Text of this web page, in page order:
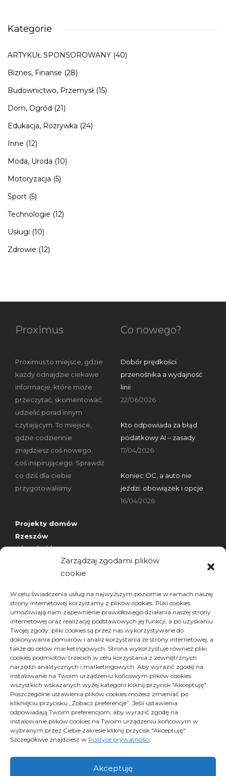
Zarządzaj zgodami plików
cookie
W celu świadczenia usług na najwyższym poziomie w ramach naszej
strony internetowej korzystamy z plików cookies. Pliki cookies
umożliwiają nam zapewnienie prawidłowego działania naszej strony
internetowej oraz realizację podstawowych jej funkcji, a po uzyskaniu
Twojej zgody, pliki cookies są przez nas wykorzystywane do
dokonywania pomiarów i analiz korzystania ze strony internetowej, a
także do celów marketingowych. Strona wykorzystuje również pliki
cookies podmiotów trzecich w celu korzystania z zewnętrznych
narzędzi analitycznych i marketingowych. Aby wyrazić zgodę na
instalowanie na Twoim urządzeniu końcowym plików cookies
wszystkich wskazanych wyżej kategorii kliknij przycisk "Akceptuję".
Poszczególne ustawienia plików cookies możesz zmieniać po
kliknięciu przycisku „Zobacz preferencje”. Jeśli ustawienia
odpowiadają Twoim preferencjom, aby wyrazić zgodę na
instalowanie plików cookies na Twoim urządzeniu końcowym w
wybranym przez Ciebie zakresie kliknij przycisk "Akceptuję".
Szczegółowe znajdziesz w Polityce prywatności.
Akceptuję
Kategorie
ARTYKUŁ SPONSOROWANY (40)
Biznes, Finanse (28)
Budownictwo, Przemysł (15)
Dom, Ogród (21)
Edukacja, Rozrywka (24)
Inne (12)
Moda, Uroda (10)
Motoryzacja (5)
Sport (5)
Technologie (12)
Usługi (10)
Zdrowie (12)
Proximus
Proximus to miejsce, gdzie
każdy odnajdzie ciekawe
informacje, które może
przeczytać, skomentować,
udzielić porad innym
czytającym. To miejsce,
gdzie codziennie
znajdziesz coś nowego,
coś inspirującego. Sprawdź
co dziś dla ciebie
przygotowaliśmy.
Projekty domów
Rzeszów
wizytówki nap
Co nowego?
Dobór prędkości
przenośnika a wydajność
linii
22/06/2026
Kto odpowiada za błąd
podatkowy AI – zasady
17/04/2026
Koniec OC, a auto nie
jeździ: obowiązek i opcje
16/04/2026
Archiwa
Wybierz miesiąc
Archiwa
Polityka plików cookies (EU)
Polityka prywatności
Proximus - Wszelkie prawa zastrzeżone